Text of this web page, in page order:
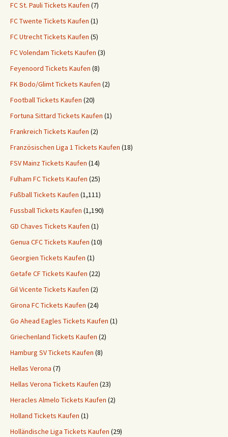
FC St. Pauli Tickets Kaufen (7)
FC Twente Tickets Kaufen (1)
FC Utrecht Tickets Kaufen (5)
FC Volendam Tickets Kaufen (3)
Feyenoord Tickets Kaufen (8)
FK Bodo/Glimt Tickets Kaufen (2)
Football Tickets Kaufen (20)
Fortuna Sittard Tickets Kaufen (1)
Frankreich Tickets Kaufen (2)
Französischen Liga 1 Tickets Kaufen (18)
FSV Mainz Tickets Kaufen (14)
Fulham FC Tickets Kaufen (25)
Fußball Tickets Kaufen (1,111)
Fussball Tickets Kaufen (1,190)
GD Chaves Tickets Kaufen (1)
Genua CFC Tickets Kaufen (10)
Georgien Tickets Kaufen (1)
Getafe CF Tickets Kaufen (22)
Gil Vicente Tickets Kaufen (2)
Girona FC Tickets Kaufen (24)
Go Ahead Eagles Tickets Kaufen (1)
Griechenland Tickets Kaufen (2)
Hamburg SV Tickets Kaufen (8)
Hellas Verona (7)
Hellas Verona Tickets Kaufen (23)
Heracles Almelo Tickets Kaufen (2)
Holland Tickets Kaufen (1)
Holländische Liga Tickets Kaufen (29)